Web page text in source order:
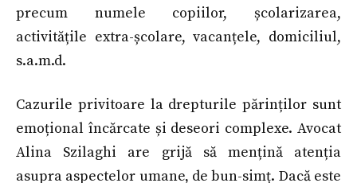
precum numele copiilor, școlarizarea,
activitățile extra-școlare, vacanțele, domiciliul,
s.a.m.d.
Cazurile privitoare la drepturile părinților sunt
emoțional încărcate și deseori complexe. Avocat
Alina Szilaghi are grijă să mențină atenția
asupra aspectelor umane, de bun-simț. Dacă este